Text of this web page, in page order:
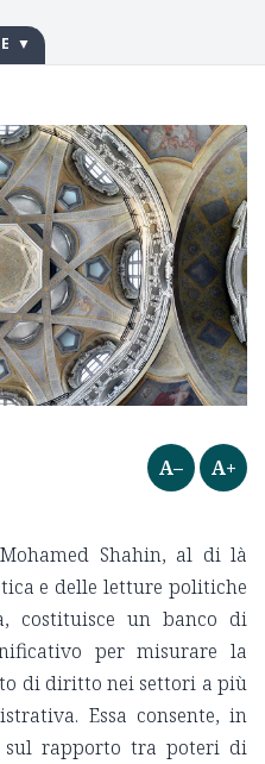
A– A+
Shahin, al di là
e delle letture politiche
costituisce un banco di
per misurare la
di diritto nei settori a più
Essa consente, in
sul rapporto tra poteri di